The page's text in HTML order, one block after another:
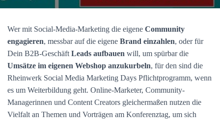
H
Wer mit Social-Media-Marketing die eigene Community
engagieren, messbar auf die eigene Brand einzahlen, oder für
Dein B2B-Geschäft Leads aufbauen will, um spürbar die
Umsätze im eigenen Webshop anzukurbeln, für den sind die
Rheinwerk Social Media Marketing Days Pflichtprogramm, wenn
es um Weiterbildung geht. Online-Marketer, Community-
Managerinnen und Content Creators gleichermaßen nutzen die
Vielfalt an Themen und Vorträgen am Konferenztag, um sich